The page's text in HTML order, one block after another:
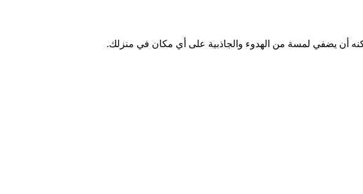
أن يضفي لمسة من الهدوء والجاذبية على أي مكان في منزلك.